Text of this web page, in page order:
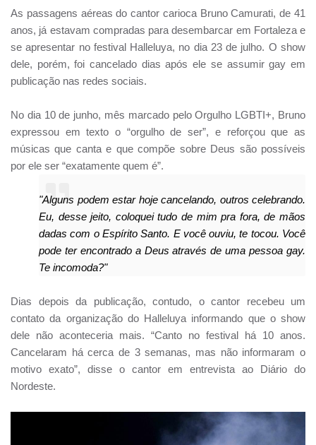
As passagens aéreas do cantor carioca Bruno Camurati, de 41
anos, já estavam compradas para desembarcar em Fortaleza e
se apresentar no festival Halleluya, no dia 23 de julho. O show
dele, porém, foi cancelado dias após ele se assumir gay em
publicação nas redes sociais.
No dia 10 de junho, mês marcado pelo Orgulho LGBTI+, Bruno
expressou em texto o “orgulho de ser”, e reforçou que as
músicas que canta e que compõe sobre Deus são possíveis
por ele ser “exatamente quem é”.
"Alguns podem estar hoje cancelando, outros celebrando.
Eu, desse jeito, coloquei tudo de mim pra fora, de mãos
dadas com o Espírito Santo. E você ouviu, te tocou. Você
pode ter encontrado a Deus através de uma pessoa gay.
Te incomoda?"
Dias depois da publicação, contudo, o cantor recebeu um
contato da organização do Halleluya informando que o show
dele não aconteceria mais. “Canto no festival há 10 anos.
Cancelaram há cerca de 3 semanas, mas não informaram o
motivo exato”, disse o cantor em entrevista ao Diário do
Nordeste.